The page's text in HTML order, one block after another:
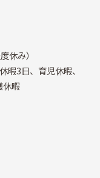
休み）
3日、育児休暇、
休暇